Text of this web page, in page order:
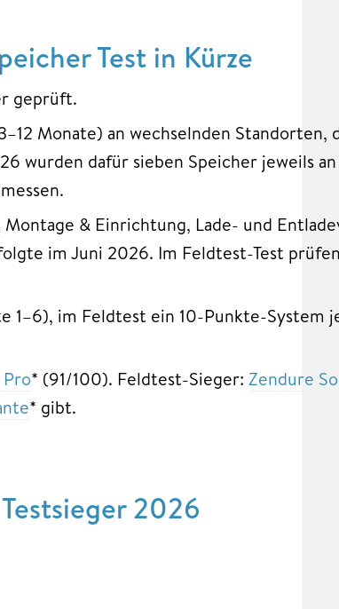
Test in Kürze
geprüft.
Monate) an wechselnden Standorten,
wurden dafür sieben Speicher jeweils
& Einrichtung, Lade- und
im Juni 2026. Im Feldtest-Test
1–6), im Feldtest ein 10-Punkte-System
* (91/100). Feldtest-Sieger: Zendure
* gibt.
2026